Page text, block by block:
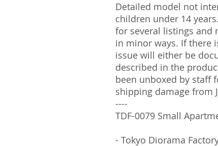
Detailed model not
children under 14
for several listings and
in minor ways. If there
issue will either be
described in the
been unboxed by staff
shipping damage from
----
TDF-0079 Small
- Tokyo Diorama